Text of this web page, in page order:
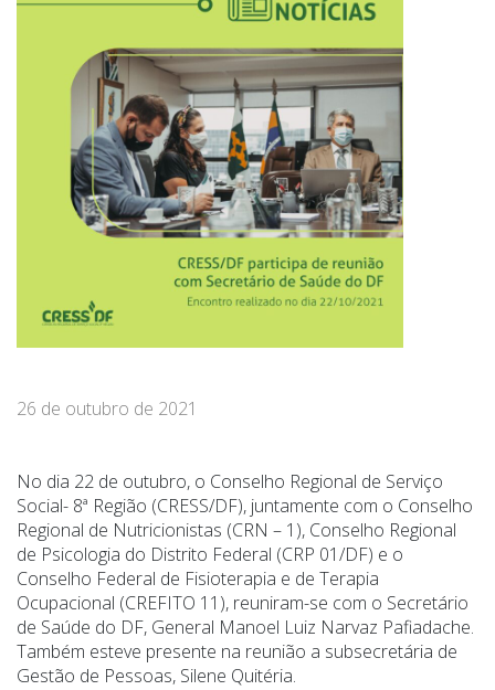
26 de outubro de 2021
No dia 22 de outubro, o Conselho Regional de Serviço
Social- 8ª Região (CRESS/DF), juntamente com o Conselho
Regional de Nutricionistas (CRN – 1), Conselho Regional
de Psicologia do Distrito Federal (CRP 01/DF) e o
Conselho Federal de Fisioterapia e de Terapia
Ocupacional (CREFITO 11), reuniram-se com o Secretário
de Saúde do DF, General Manoel Luiz Narvaz Pafiadache.
Também esteve presente na reunião a subsecretária de
Gestão de Pessoas, Silene Quitéria.